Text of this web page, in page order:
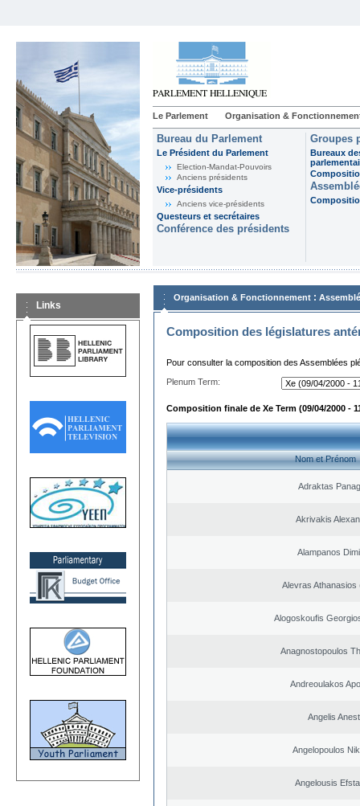
Le Parlement Organisation &
Bureau du Parlement
Le Président du Parlement
Election-Mandat-Pouvoirs
Anciens présidents
Vice-présidents
Anciens vice-présidents
Questeurs et secrétaires
Conférence des présidents
Groupes
Bureaux
Links
Organisation & Fonctionnement :
Composition des législatures
Pour consulter la composition des Assemblées
Plenum Term:
Composition finale de Xe Term (09/04/2000 -
Nom et Prénom
Adraktas
Akrivakis
Alampanos
Alevras Athanasios
Alogoskoufis
Anagnostopoulos
Andreoulakos
Angelis
Angelopoulos
Angelousis